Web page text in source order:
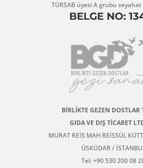
TÜRSAB üyesi A grubu seyahat
BELGE NO:
BİRLİKTE GEZEN DOSTLAR
GIDA VE DIŞ TİCARET
MURAT REİS MAH REİSSÜL
ÜSKÜDAR /
Tel: +90 530 200 08